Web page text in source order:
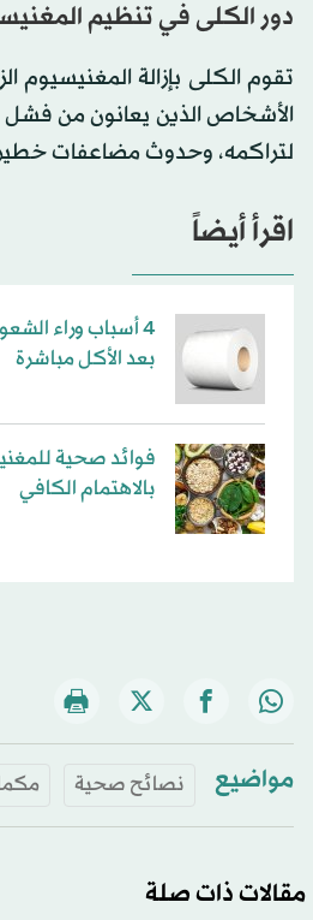
دور الكلى في تنظيم
تقوم الكلى بإزالة المغنيسيوم
الأشخاص الذين يعانون من
لتراكمه، وحدوث مضاعفات
اقرأ أيضاً
4 أسباب وراء
بعد الأكل مباشرة
فوائد صحية
بالاهتمام الكافي
مواضيع نصائح صحية
مقالات ذات صلة